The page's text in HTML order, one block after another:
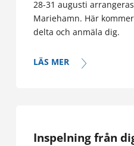
28-31 augusti
Mariehamn. Här
delta och anmäla dig.
LÄS MER
Inspelning från